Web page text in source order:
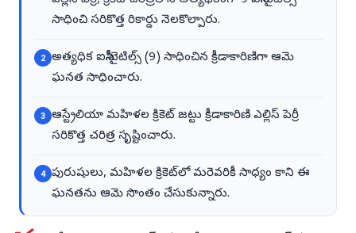
సాధించి సరికొత్త రికార్డు నెలకొల్పారు.
2
అత్యధిక ఐసీసీ టైటిల్స్ (9) సాధించిన క్రీడాకారిణిగా ఆమె
ఘనత సాధించారు.
3
ఆస్ట్రేలియా మహిళల క్రికెట్ జట్టు క్రీడాకారిణి ఎల్లిస్ పెర్రీ
సరికొత్త చరిత్ర సృష్టించారు.
4
పురుషులు, మహిళల క్రికెట్‌లో మరెవరికీ సాధ్యం కాని ఈ
ఘనతను ఆమె సొంతం చేసుకున్నారు.